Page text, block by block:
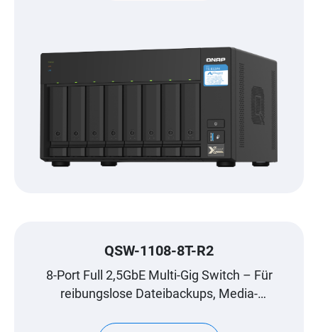
QSW-1108-8T-R2
8-Port Full 2,5GbE Multi-Gig Switch – Für
reibungslose Dateibackups, Media-